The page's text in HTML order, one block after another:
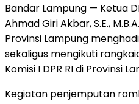
Bandar Lampung — Ketua
Ahmad Giri Akbar, S.E.,
Provinsi Lampung
sekaligus mengikuti
Komisi I DPR RI di Provinsi
Kegiatan penjemputan